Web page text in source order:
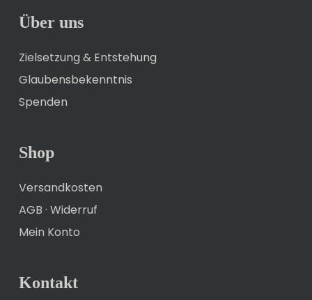
Über uns
Zielsetzung & Entstehung
Glaubensbekenntnis
Spenden
Shop
Versandkosten
AGB · Widerruf
Mein Konto
Kontakt